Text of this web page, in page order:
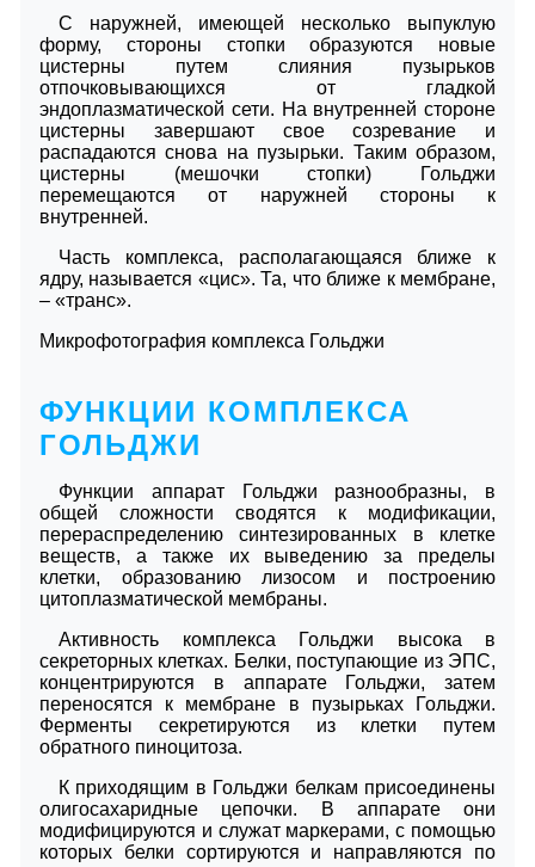
С наружней, имеющей несколько выпуклую
форму, стороны стопки образуются новые
цистерны путем слияния пузырьков
отпочковывающихся от гладкой
эндоплазматической сети. На внутренней стороне
цистерны завершают свое созревание и
распадаются снова на пузырьки. Таким образом,
цистерны (мешочки стопки) Гольджи
перемещаются от наружней стороны к
внутренней.
Часть комплекса, располагающаяся ближе к
ядру, называется «цис». Та, что ближе к мембране,
– «транс».
Микрофотография комплекса Гольджи
ФУНКЦИИ КОМПЛЕКСА
ГОЛЬДЖИ
Функции аппарат Гольджи разнообразны, в
общей сложности сводятся к модификации,
перераспределению синтезированных в клетке
веществ, а также их выведению за пределы
клетки, образованию лизосом и построению
цитоплазматической мембраны.
Активность комплекса Гольджи высока в
секреторных клетках. Белки, поступающие из ЭПС,
концентрируются в аппарате Гольджи, затем
переносятся к мембране в пузырьках Гольджи.
Ферменты секретируются из клетки путем
обратного пиноцитоза.
К приходящим в Гольджи белкам присоединены
олигосахаридные цепочки. В аппарате они
модифицируются и служат маркерами, с помощью
которых белки сортируются и направляются по